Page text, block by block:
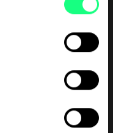
do milionów